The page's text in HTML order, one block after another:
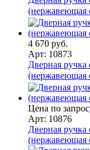
(нержавеющая
4 670 руб.
Арт: 10873
Дверная
(нержавеющая
Цена по
Арт: 10876
Дверная
(нержавеющая